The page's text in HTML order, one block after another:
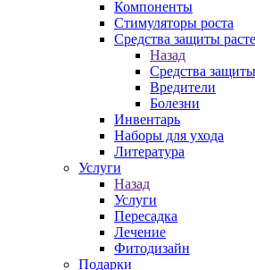
Компоненты
Стимуляторы роста
Средства защиты
Назад
Средства
Вредители
Болезни
Инвентарь
Наборы для ухода
Литература
Услуги
Назад
Услуги
Пересадка
Лечение
Фитодизайн
Подарки